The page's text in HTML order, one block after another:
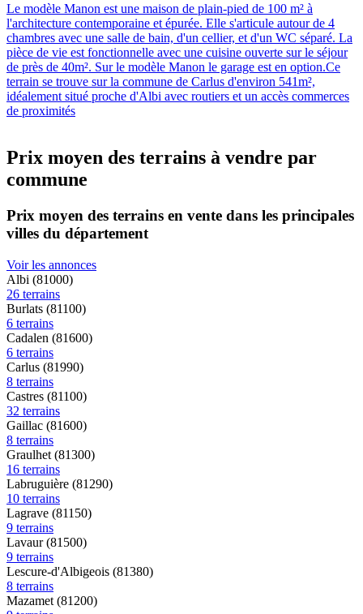
Le modèle Manon est une maison de plain-pied de 100 m² à
l'architecture contemporaine et épurée. Elle s'articule autour de 4
chambres avec une salle de bain, d'un cellier, et d'un WC séparé. La
pièce de vie est fonctionnelle avec une cuisine ouverte sur le séjour
de près de 40m². Sur le modèle Manon le garage est en option.Ce
terrain se trouve sur la commune de Carlus d'environ 541m²,
idéalement situé proche d'Albi avec routiers et un accès commerces
de proximités
Prix moyen des terrains à vendre par
commune
Prix moyen des terrains en vente dans les principales
villes du département
Voir les annonces
Albi (81000)
26 terrains
Burlats (81100)
6 terrains
Cadalen (81600)
6 terrains
Carlus (81990)
8 terrains
Castres (81100)
32 terrains
Gaillac (81600)
8 terrains
Graulhet (81300)
16 terrains
Labruguière (81290)
10 terrains
Lagrave (81150)
9 terrains
Lavaur (81500)
9 terrains
Lescure-d'Albigeois (81380)
8 terrains
Mazamet (81200)